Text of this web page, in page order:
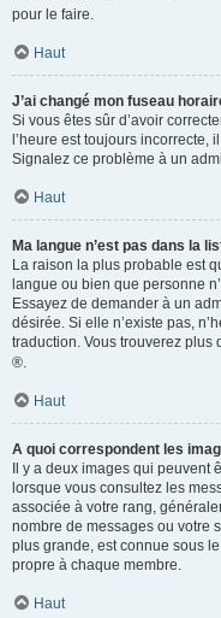
pour le faire.
Haut
J’ai changé mon fuseau
Si vous êtes sûr d’avoir
l’heure est toujours incorrecte,
Signalez ce problème à un
Haut
Ma langue n’est pas dans la
La raison la plus probable est
langue ou bien que personne
Essayez de demander à un
désirée. Si elle n’existe pas,
traduction. Vous trouverez plus
®.
Haut
A quoi correspondent les
Il y a deux images qui peuvent
lorsque vous consultez les
associée à votre rang,
nombre de messages ou votre
plus grande, est connue sous
propre à chaque membre.
Haut